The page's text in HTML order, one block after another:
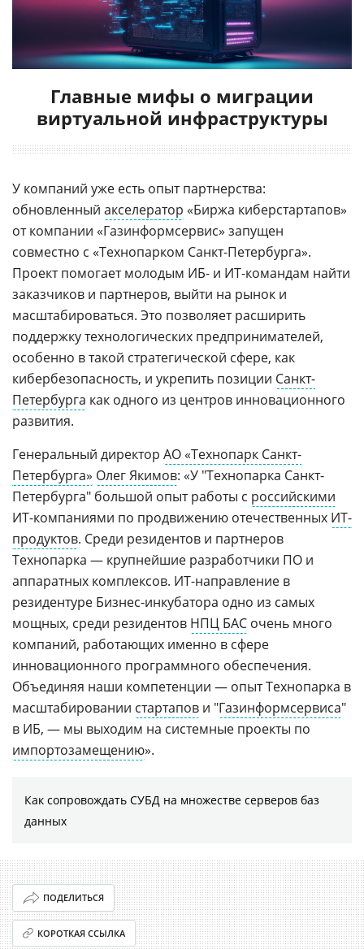
Главные мифы о миграции
виртуальной инфраструктуры
У компаний уже есть опыт партнерства:
обновленный акселератор «Биржа киберстартапов»
от компании «Газинформсервис» запущен
совместно с «Технопарком Санкт-Петербурга».
Проект помогает молодым ИБ- и ИТ-командам найти
заказчиков и партнеров, выйти на рынок и
масштабироваться. Это позволяет расширить
поддержку технологических предпринимателей,
особенно в такой стратегической сфере, как
кибербезопасность, и укрепить позиции Санкт-
Петербурга как одного из центров инновационного
развития.
Генеральный директор АО «Технопарк Санкт-
Петербурга» Олег Якимов: «У "Технопарка Санкт-
Петербурга" большой опыт работы с российскими
ИТ-компаниями по продвижению отечественных ИТ-
продуктов. Среди резидентов и партнеров
Технопарка — крупнейшие разработчики ПО и
аппаратных комплексов. ИТ-направление в
резидентуре Бизнес-инкубатора одно из самых
мощных, среди резидентов НПЦ БАС очень много
компаний, работающих именно в сфере
инновационного программного обеспечения.
Объединяя наши компетенции — опыт Технопарка в
масштабировании стартапов и "Газинформсервиса"
в ИБ, — мы выходим на системные проекты по
импортозамещению».
Как сопровождать СУБД на множестве серверов баз
данных
ПОДЕЛИТЬСЯ
КОРОТКАЯ ССЫЛКА